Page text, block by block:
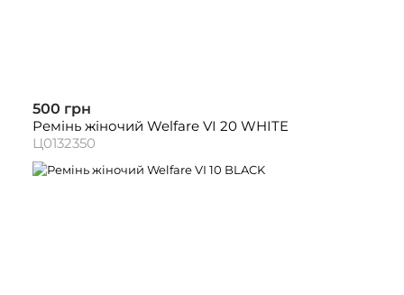
500 грн
Ремінь жіночий Welfare VI 20 WHITE
Ц0132350